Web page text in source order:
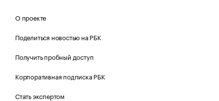
О проекте
Поделиться новостью на РБК
Получить пробный доступ
Корпоративная подписка РБК
Стать экспертом